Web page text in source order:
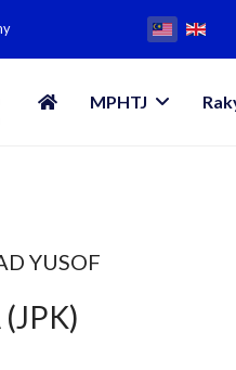
MPHTJ
YUSOF